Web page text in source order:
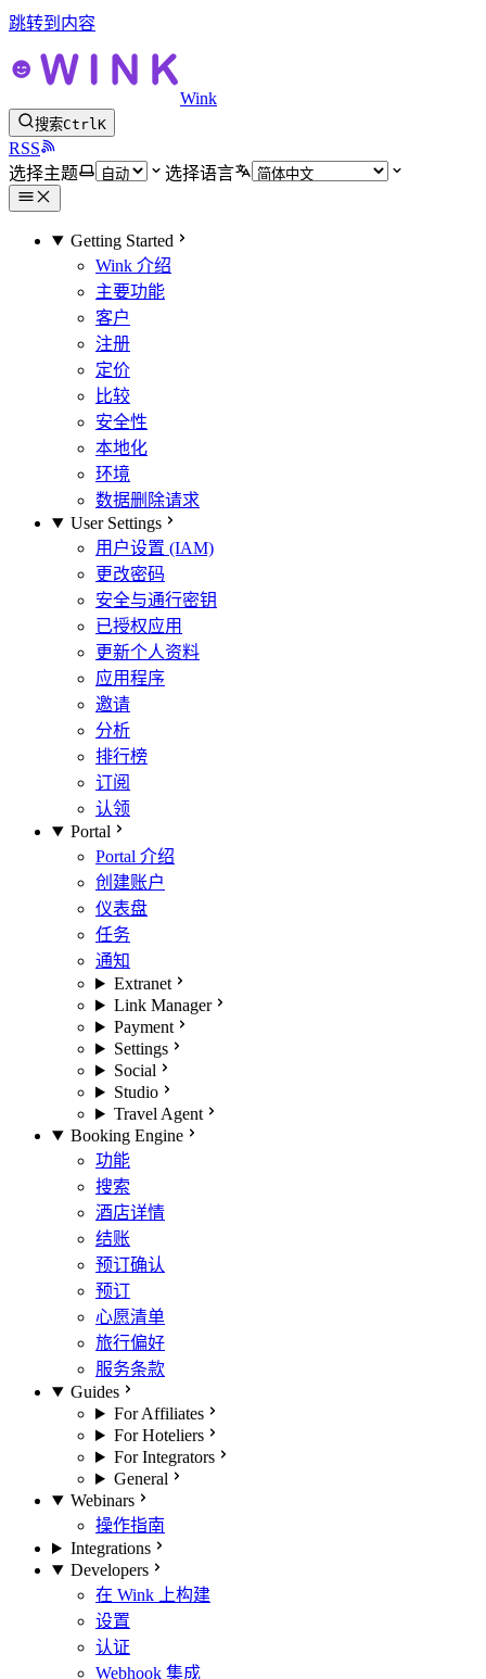
跳转到内容
Wink
搜索CtrlK
RSS
选择主题
选择语言
Getting Started
Wink 介绍
主要功能
客户
注册
定价
比较
安全性
本地化
环境
数据删除请求
User Settings
用户设置 (IAM)
更改密码
安全与通行密钥
已授权应用
更新个人资料
应用程序
邀请
分析
排行榜
订阅
认领
Portal
Portal 介绍
创建账户
仪表盘
任务
通知
Extranet
Link Manager
Payment
Settings
Social
Studio
Travel Agent
Booking Engine
功能
搜索
酒店详情
结账
预订确认
预订
心愿清单
旅行偏好
服务条款
Guides
For Affiliates
For Hoteliers
For Integrators
General
Webinars
操作指南
Integrations
Developers
在 Wink 上构建
设置
认证
Webhook 集成